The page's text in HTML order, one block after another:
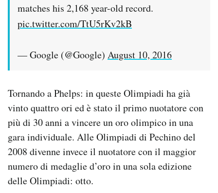
matches his 2,168 year-old record.
pic.twitter.com/TtU5rKv2kB
— Google (@Google) August 10, 2016
Tornando a Phelps: in queste Olimpiadi ha già
vinto quattro ori ed è stato il primo nuotatore con
più di 30 anni a vincere un oro olimpico in una
gara individuale. Alle Olimpiadi di Pechino del
2008 divenne invece il nuotatore con il maggior
numero di medaglie d’oro in una sola edizione
delle Olimpiadi: otto.